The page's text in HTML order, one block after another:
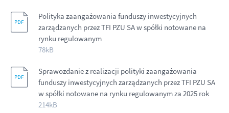
Polityka zaangażowania funduszy inwestycyjnych
zarządzanych przez TFI PZU SA w spółki notowane na
rynku regulowanym
78kB
Sprawozdanie z realizacji polityki zaangażowania
funduszy inwestycyjnych zarządzanych przez TFI PZU SA
w spółki notowane na rynku regulowanym za 2025 rok
214kB